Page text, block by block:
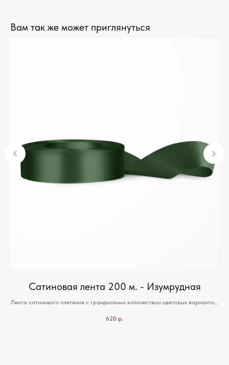
Вам так же может приглянуться
Сатиновая лента 200 м. - Изумрудная
Лента сатинового плетения с грандиозным количеством цветовых вариантов.
620 р.